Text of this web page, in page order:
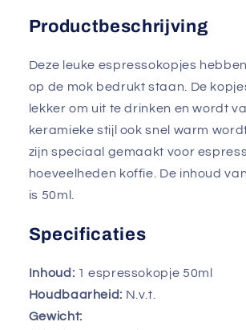
Productbeschrijving
Deze leuke espressokopjes
op de mok bedrukt staan. De
lekker om uit te drinken en wordt
keramieke stijl ook snel warm
zijn speciaal gemaakt voor
hoeveelheden koffie. De inhoud
is 50ml.
Specificaties
Inhoud: 1 espressokopje 50ml
Houdbaarheid: N.v.t.
Gewicht: